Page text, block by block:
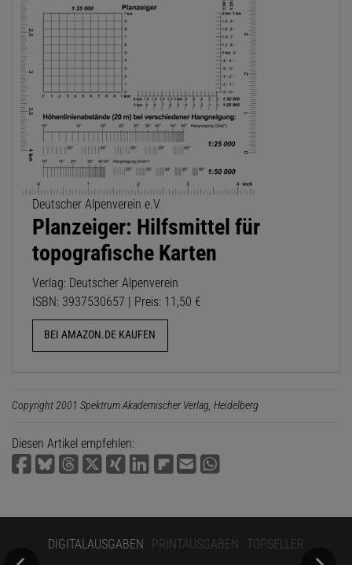
Deutscher Alpenverein e.V.
Planzeiger: Hilfsmittel für
topografische Karten
Verlag: Deutscher Alpenverein
ISBN: 3937530657 | Preis: 11,50 €
BEI AMAZON.DE KAUFEN
Copyright 2001 Spektrum Akademischer Verlag, Heidelberg
Diesen Artikel empfehlen:
DIGITALAUSGABEN PRINTAUSGABEN TOPSELLER